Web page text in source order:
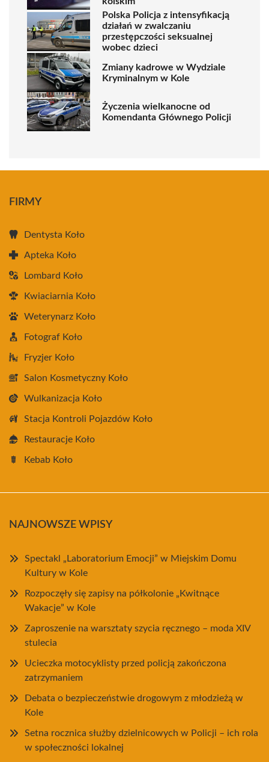
Polska Policja z intensyfikacją
działań w zwalczaniu
przestępczości seksualnej
wobec dzieci
Zmiany kadrowe w Wydziale
Kryminalnym w Kole
Życzenia wielkanocne od
Komendanta Głównego Policji
FIRMY
Dentysta Koło
Apteka Koło
Lombard Koło
Kwiaciarnia Koło
Weterynarz Koło
Fotograf Koło
Fryzjer Koło
Salon Kosmetyczny Koło
Wulkanizacja Koło
Stacja Kontroli Pojazdów Koło
Restauracje Koło
Kebab Koło
NAJNOWSZE WPISY
Spectakl „Laboratorium Emocji” w Miejskim Domu
Kultury w Kole
Rozpoczęły się zapisy na półkolonie „Kwitnące
Wakacje” w Kole
Zaproszenie na warsztaty szycia ręcznego – moda XIV
stulecia
Ucieczka motocyklisty przed policją zakończona
zatrzymaniem
Debata o bezpieczeństwie drogowym z młodzieżą w
Kole
Setna rocznica służby dzielnicowych w Policji – ich rola
w społeczności lokalnej